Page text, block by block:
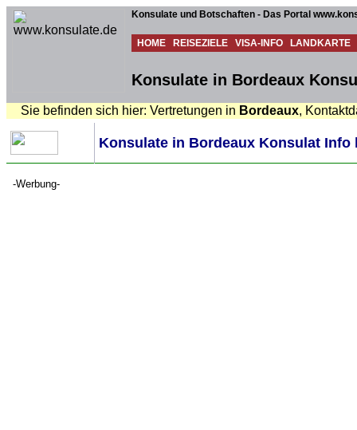
Konsulate und Botschaften - Das Portal
HOME REISEZIELE VISA-INFO LANDKARTE
Konsulate in Bordeaux
Sie befinden sich hier: Vertretungen in Bordeaux,
Konsulate in Bordeaux Konsulat Info
-Werbung-